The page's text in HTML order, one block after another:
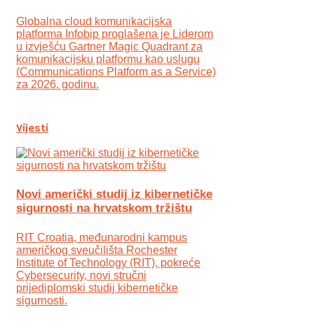
Globalna cloud komunikacijska
platforma Infobip proglašena je Liderom
u izvješću Gartner Magic Quadrant za
komunikacijsku platformu kao uslugu
(Communications Platform as a Service)
za 2026. godinu.
Vijesti
Novi američki studij iz kibernetičke
sigurnosti na hrvatskom tržištu
RIT Croatia, međunarodni kampus
američkog sveučilišta Rochester
Institute of Technology (RIT), pokreće
Cybersecurity, novi stručni
prijediplomski studij kibernetičke
sigurnosti.